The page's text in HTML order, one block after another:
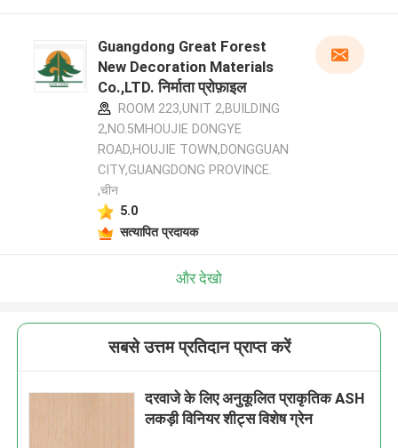
Guangdong Great Forest
New Decoration Materials
Co.,LTD. निर्माता प्रोफ़ाइल
ROOM 223,UNIT 2,BUILDING
2,NO.5MHOUJIE DONGYE
ROAD,HOUJIE TOWN,DONGGUAN
CITY,GUANGDONG PROVINCE.
,चीन
5.0
सत्यापित प्रदायक
और देखो
सबसे उत्तम प्रतिदान प्राप्त करें
दरवाजे के लिए अनुकूलित प्राकृतिक ASH
लकड़ी विनियर शीट्स विशेष ग्रेन